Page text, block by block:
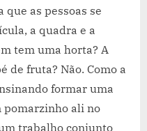
as pessoas se
a quadra e a
tem uma horta? A
de fruta? Não. Como a
formar uma
pomarzinho ali no
trabalho conjunto